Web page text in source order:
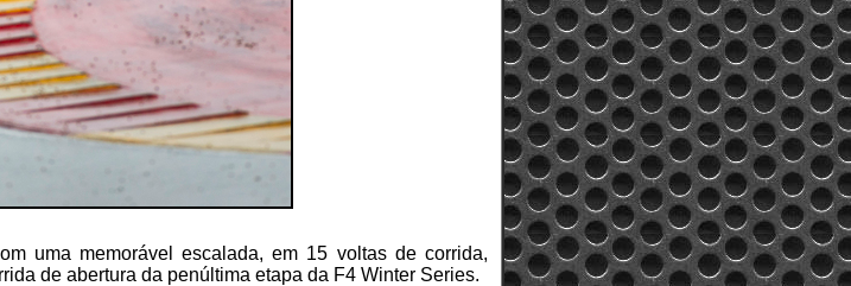
uma memorável escalada, em 15 voltas de corrida,
de abertura da penúltima etapa da F4 Winter Series.